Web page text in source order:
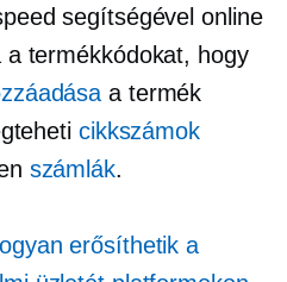
segítségével online
termékkódokat, hogy
a termék
cikkszámok
számlák.
erősíthetik a